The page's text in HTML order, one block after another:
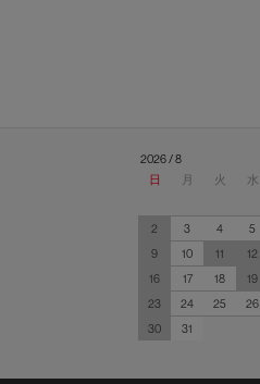
2026 / 8
日
月 火 水
2
3 4 5
9
10 11 12
16
17 18 19
23
24 25 26
30
31